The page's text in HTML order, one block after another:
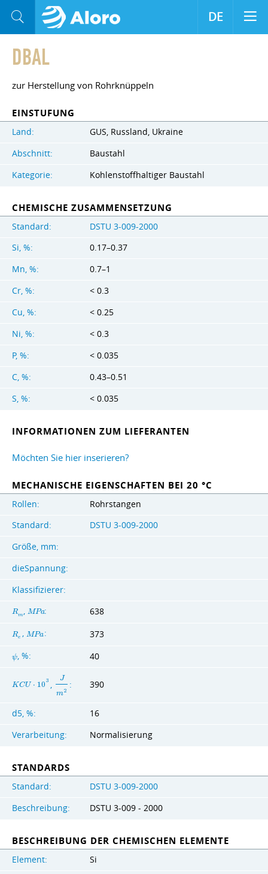
DBAL
zur Herstellung von Rohrknüppeln
EINSTUFUNG
Land:
GUS, Russland, Ukraine
Abschnitt:
Baustahl
Kategorie:
Kohlenstoffhaltiger Baustahl
CHEMISCHE ZUSAMMENSETZUNG
Standard:
DSTU 3-009-2000
Si, %:
0.17–0.37
Mn, %:
0.7–1
Cr, %:
< 0.3
Cu, %:
< 0.25
Ni, %:
< 0.3
P, %:
< 0.035
C, %:
0.43–0.51
S, %:
< 0.035
INFORMATIONEN ZUM LIEFERANTEN
Möchten Sie hier inserieren?
MECHANISCHE EIGENSCHAFTEN BEI 20 °C
Rollen:
Rohrstangen
Standard:
DSTU 3-009-2000
Größe, mm:
dieSpannung:
Klassifizierer:
Rm , MPa: 638
Re , MPa: 373
ψ, %: 40
KCU ⋅ 10
3
J
m2
: 390
d5, %:
16
Verarbeitung:
Normalisierung
STANDARDS
Standard:
DSTU 3-009-2000
Beschreibung:
DSTU 3-009 - 2000
BESCHREIBUNG DER CHEMISCHEN ELEMENTE
Element:
Si
DE